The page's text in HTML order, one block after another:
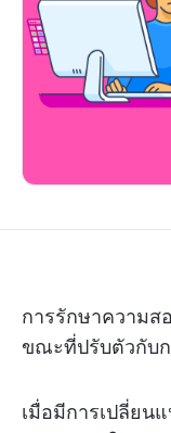
การรักษาความส
ขณะที่ปรับตัวกับก
เมื่อมีการเปลี่ยน